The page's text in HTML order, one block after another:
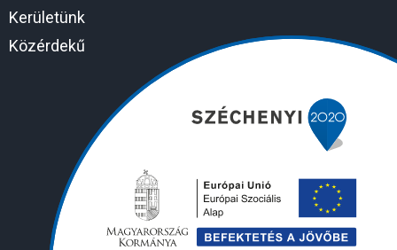
Kerületünk
Közérdekű